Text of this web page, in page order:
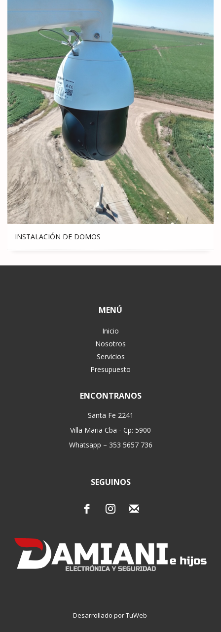
INSTALACIÓN DE DOMOS
MENÚ
Inicio
Nosotros
Servicios
Presupuesto
ENCONTRANOS
Santa Fe 2241
Villa Maria Cba - Cp: 5900
Whatsapp – 353 5657 736
SEGUINOS
Desarrollado por TuWeb